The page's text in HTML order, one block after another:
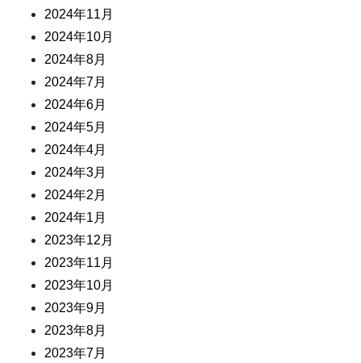
2024年11月
2024年10月
2024年8月
2024年7月
2024年6月
2024年5月
2024年4月
2024年3月
2024年2月
2024年1月
2023年12月
2023年11月
2023年10月
2023年9月
2023年8月
2023年7月